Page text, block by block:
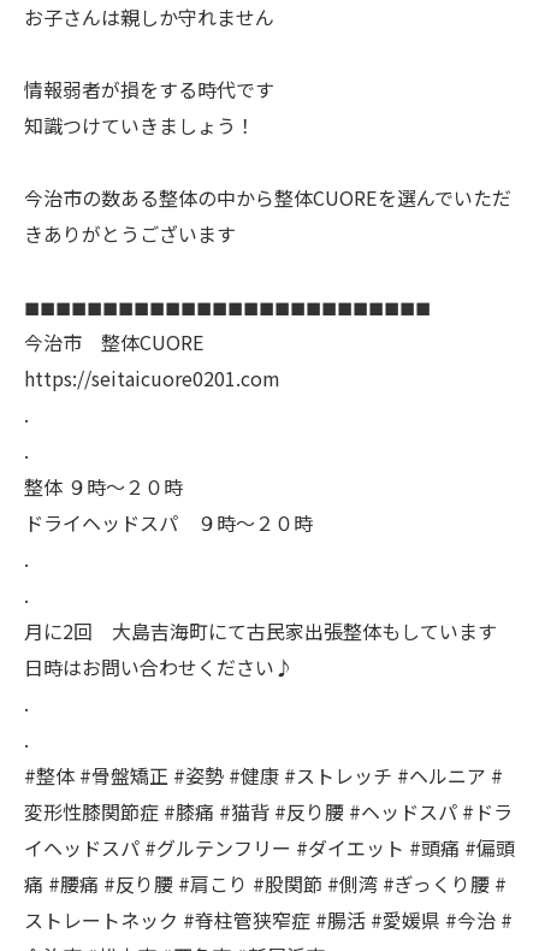
お子さんは親しか守れません
情報弱者が損をする時代です
知識つけていきましょう！
今治市の数ある整体の中から整体CUOREを選んでいただ
きありがとうございます
◼︎◼︎◼︎◼︎◼︎◼︎◼︎◼︎◼︎◼︎◼︎◼︎◼︎◼︎◼︎◼︎◼︎◼︎◼︎◼︎◼︎◼︎◼︎◼︎◼︎◼︎
今治市 整体CUORE
https://seitaicuore0201.com
.
.
整体 ９時〜２０時
ドライヘッドスパ ９時〜２０時
.
.
月に2回 大島吉海町にて古民家出張整体もしています
日時はお問い合わせください♪
.
.
#整体 #骨盤矯正 #姿勢 #健康 #ストレッチ #ヘルニア #
変形性膝関節症 #膝痛 #猫背 #反り腰 #ヘッドスパ #ドラ
イヘッドスパ #グルテンフリー #ダイエット #頭痛 #偏頭
痛 #腰痛 #反り腰 #肩こり #股関節 #側湾 #ぎっくり腰 #
ストレートネック #脊柱管狭窄症 #腸活 #愛媛県 #今治 #